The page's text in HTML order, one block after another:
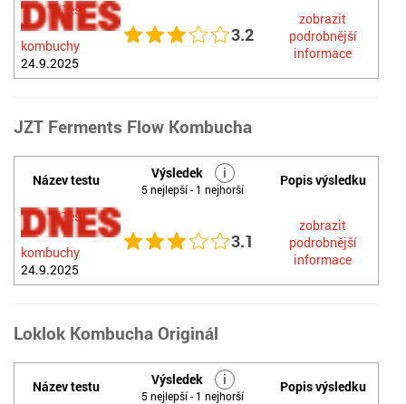
Test
kombuchy
24.9.2025
3.2
zobrazit
podrobnější
informace
JZT Ferments Flow Kombucha
Název testu Výsledek i
5 nejlepší - 1 nejhorší
Popis výsledku
Test
kombuchy
24.9.2025
3.1
zobrazit
podrobnější
informace
Loklok Kombucha Originál
Název testu Výsledek i
5 nejlepší - 1 nejhorší
Popis výsledku